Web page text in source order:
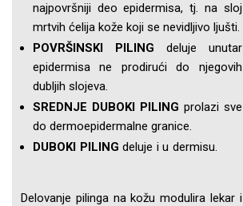
najpovršniji deo epidermisa, tj. na sloj
mrtvih ćelija kože koji se nevidljivo ljušti.
POVRŠINSKI PILING deluje unutar
epidermisa ne prodirući do njegovih
dubljih slojeva.
SREDNJE DUBOKI PILING prolazi sve
do dermoepidermalne granice.
DUBOKI PILING deluje i u dermisu.
Delovanje pilinga na kožu modulira lekar i